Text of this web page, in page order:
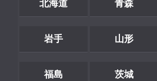
北海道 青森
岩手 山形
福島 茨城